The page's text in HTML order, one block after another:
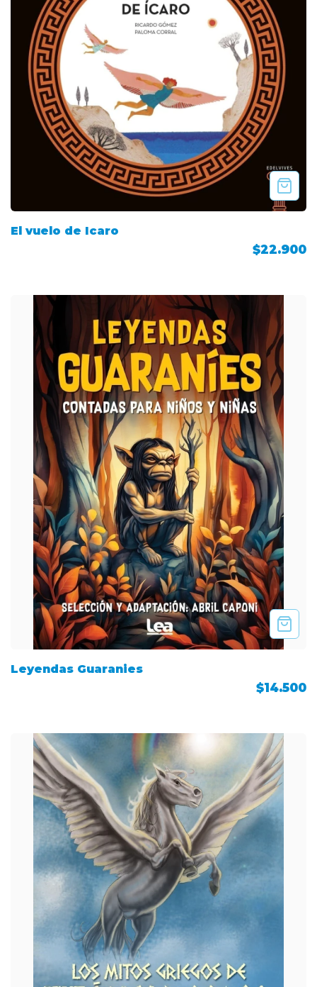
El vuelo de Icaro
$22.900
Leyendas Guaranies
$14.500